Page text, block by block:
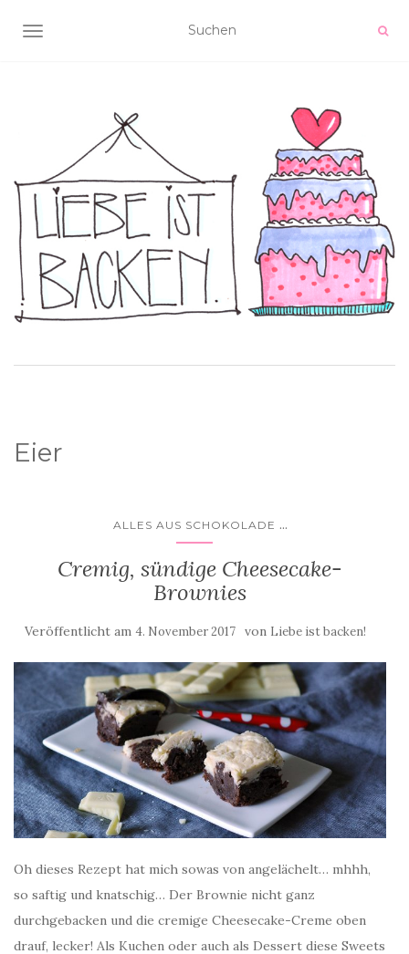
NAVIGATION UMSCHALTEN
Eier
ALLES AUS SCHOKOLADE ...
Cremig, sündige Cheesecake-
Brownies
Veröffentlicht am 4. November 2017 von Liebe ist backen!
Oh dieses Rezept hat mich sowas von angelächelt… mhhh,
so saftig und knatschig… Der Brownie nicht ganz
durchgebacken und die cremige Cheesecake-Creme oben
drauf, lecker! Als Kuchen oder auch als Dessert diese Sweets